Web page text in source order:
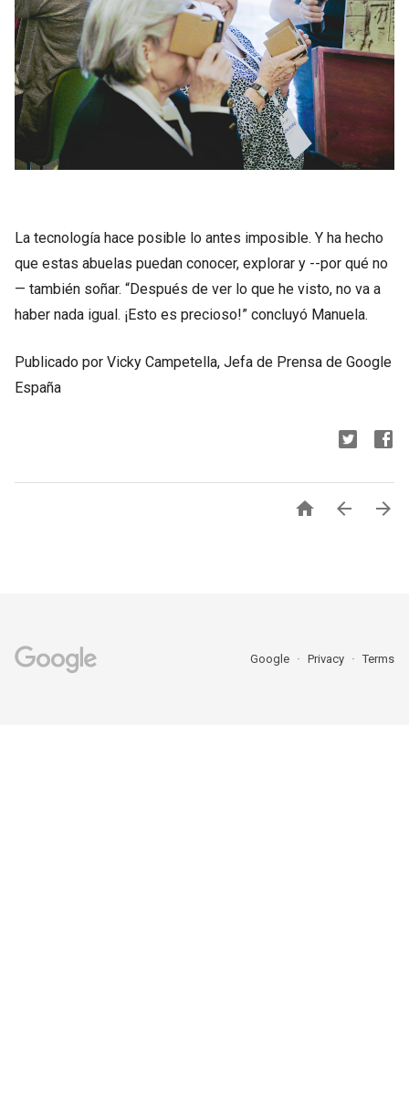
La tecnología hace posible lo antes imposible. Y ha hecho
que estas abuelas puedan conocer, explorar y --por qué no
— también soñar. “Después de ver lo que he visto, no va a
haber nada igual. ¡Esto es precioso!” concluyó Manuela.
Publicado por Vicky Campetella, Jefa de Prensa de Google
España
  
Google Privacy Terms